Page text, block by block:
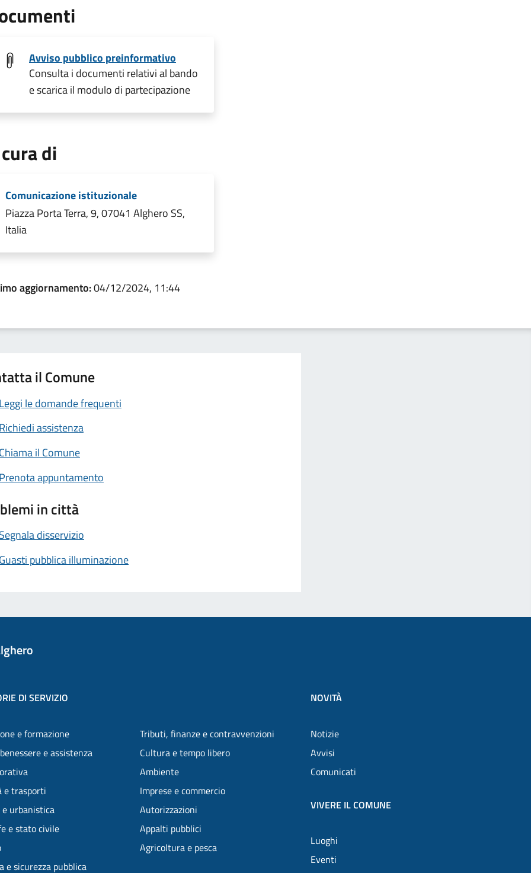
Avviso pubblico preinformativo
Consulta i documenti relativi al bando
e scarica il modulo di partecipazione
di
Comunicazione istituzionale
Piazza Porta Terra, 9, 07041 Alghero SS,
Italia
aggiornamento:04/12/2024, 11:44
il Comune
le domande frequenti
assistenza
il Comune
appuntamento
in città
disservizio
pubblica illuminazione
DI SERVIZIO
e formazione
e assistenza
e trasporti
urbanistica
e stato civile
e sicurezza pubblica
Tributi, finanze e contravvenzioni
Cultura e tempo libero
Ambiente
Imprese e commercio
Autorizzazioni
Appalti pubblici
Agricoltura e pesca
NOVITÀ
Notizie
Avvisi
Comunicati
VIVERE IL COMUNE
Luoghi
Eventi